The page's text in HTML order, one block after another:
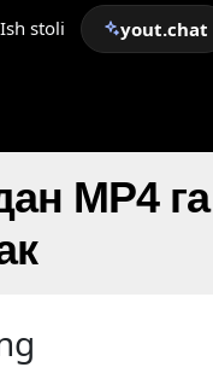
Ish stoli yout.chat
MP4